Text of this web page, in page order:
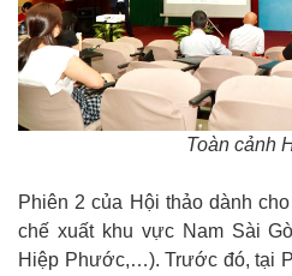
Toàn cảnh
Phiên 2 của Hội thảo dành
chế xuất khu vực Nam Sài
Hiệp Phước,…). Trước đó, tại